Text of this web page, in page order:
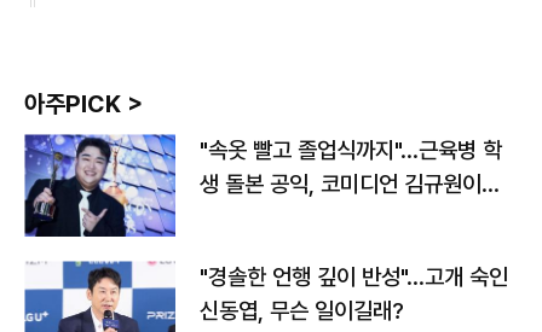
아주PICK >
"속옷 빨고 졸업식까지"…근육병 학
생 돌본 공익, 코미디언 김규원이었
"경솔한 언행 깊이 반성"…고개 숙인
신동엽, 무슨 일이길래?